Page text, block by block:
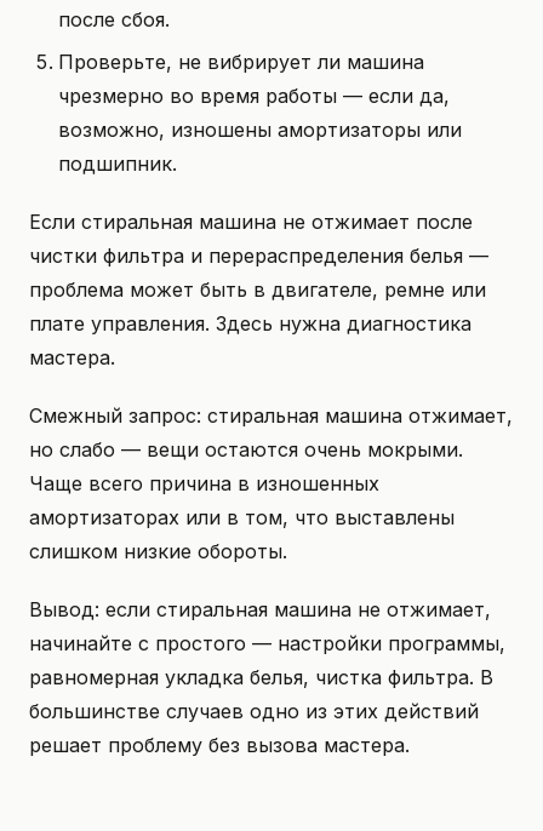
после сбоя.
Проверьте, не вибрирует ли машина
чрезмерно во время работы — если да,
возможно, изношены амортизаторы или
подшипник.
Если стиральная машина не отжимает после
чистки фильтра и перераспределения белья —
проблема может быть в двигателе, ремне или
плате управления. Здесь нужна диагностика
мастера.
Смежный запрос: стиральная машина отжимает,
но слабо — вещи остаются очень мокрыми.
Чаще всего причина в изношенных
амортизаторах или в том, что выставлены
слишком низкие обороты.
Вывод: если стиральная машина не отжимает,
начинайте с простого — настройки программы,
равномерная укладка белья, чистка фильтра. В
большинстве случаев одно из этих действий
решает проблему без вызова мастера.